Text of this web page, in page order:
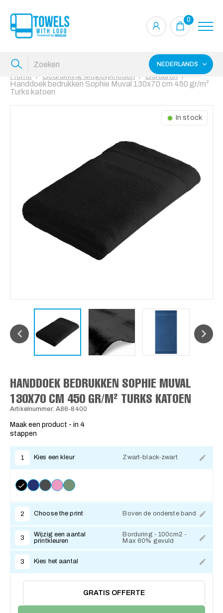
0
NEDERLANDS
Home Bedrukking Mogelijkheden
Borduren
Handdoek bedrukken Sophie Muval 130x70 cm 450 gr/m²
Turks katoen
In stock
HANDDOEK BEDRUKKEN SOPHIE MUVAL
130X70 CM 450 GR/M² TURKS KATOEN
Artikelnummer: A86-8400
Maak een product - in 4
stappen
1 Kies een kleur Zwart-black-zwart
2 Choose the print Boven de onderste band
3
Wijzig een aantal
printkleuren
Borduring - 100cm2 -
Max 60% gevuld
3 Kies het aantal
GRATIS OFFERTE